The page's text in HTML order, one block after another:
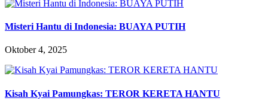
Misteri Hantu di Indonesia: BUAYA PUTIH
Oktober 4, 2025
Kisah Kyai Pamungkas: TEROR KERETA HANTU